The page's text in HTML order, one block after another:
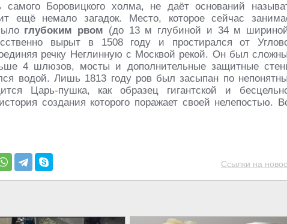
Боровицкого холма, не даёт оснований
немало загадок. Место, которое сейчас
глубоким рвом (до 13 м глубиной и 34 м
вырыт в 1508 году и простирался от
речку Неглинную с Москвой рекой. Он был
4 шлюзов, мосты и дополнительные защитные
водой. Лишь 1813 году ров был засыпан по
Царь-пушка, как образец гигантской и
создания которого поражает своей нелепостью.
Ссылки на